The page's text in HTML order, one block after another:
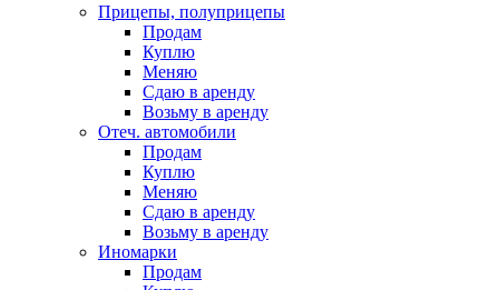
Прицепы, полуприцепы
Продам
Куплю
Меняю
Сдаю в аренду
Возьму в аренду
Отеч. автомобили
Продам
Куплю
Меняю
Сдаю в аренду
Возьму в аренду
Иномарки
Продам